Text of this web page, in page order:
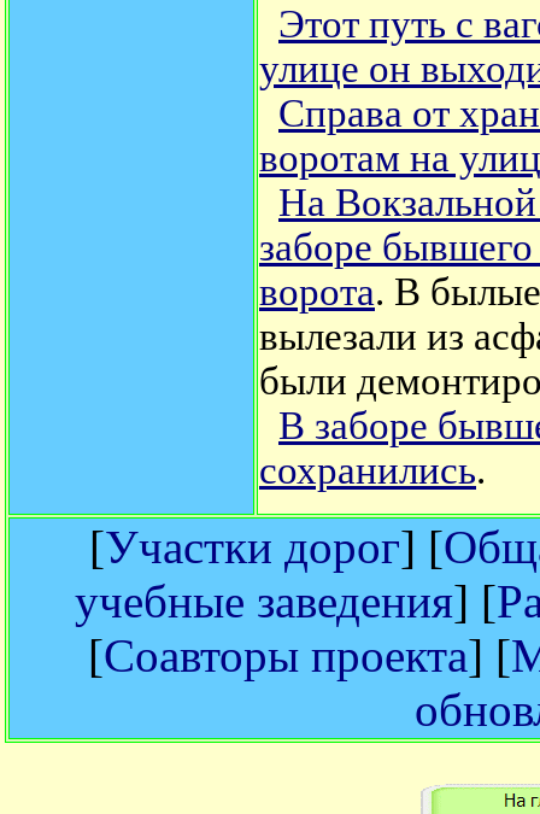
Этот путь с
улице он
Справа от
воротам на
На
заборе
ворота. В былые
вылезали из
были
В заборе
сохранились.
[Участки дорог] [
учебные заведения] [
[Соавторы проекта] [